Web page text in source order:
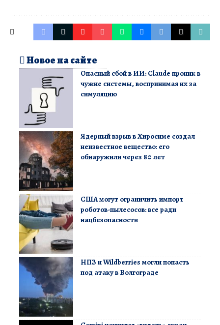
Новое на сайте
Опасный сбой в ИИ: Claude проник в
чужие системы, воспринимая их за
симуляцию
Ядерный взрыв в Хиросиме создал
неизвестное вещество: его
обнаружили через 80 лет
США могут ограничить импорт
роботов-пылесосов: все ради
нацбезопасности
НПЗ и Wildberries могли попасть
под атаку в Волгограде